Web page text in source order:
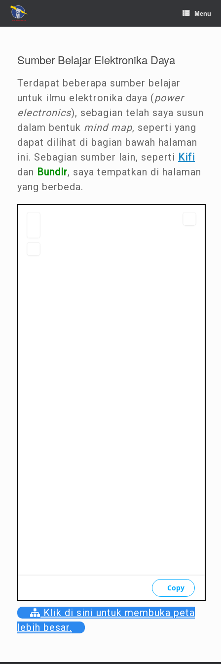
Menu
Sumber Belajar Elektronika Daya
Terdapat beberapa sumber belajar
untuk ilmu elektronika daya (power
electronics), sebagian telah saya susun
dalam bentuk mind map, seperti yang
dapat dilihat di bagian bawah halaman
ini. Sebagian sumber lain, seperti Kifi
dan Bundlr, saya tempatkan di halaman
yang berbeda.
Klik di sini untuk membuka peta
lebih besar.